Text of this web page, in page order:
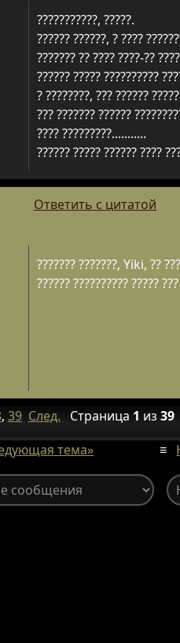
???????????, ?????.
?????? ??????, ? ????
??????? ?? ???? ????-??
?????? ????? ??????????
? ????????, ??? ??????
??? ??????? ??????
???? ?????????...........
?????? ????? ?????? ????
Ответить с цитатой
??????? ???????, Yiki, ??
?????? ?????????? ?????
, 39 След. Страница 1 из39
тема» ≡